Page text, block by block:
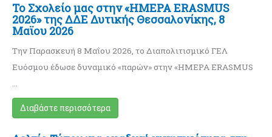
Το Σχολείο μας στην «ΗΜΕΡΑ ERASMUS
2026» της ΔΔΕ Δυτικής Θεσσαλονίκης, 8
Μαϊου 2026
Την Παρασκευή 8 Μαΐου 2026, το Διαπολιτισμικό ΓΕΛ
Ευόσμου έδωσε δυναμικό «παρών» στην «ΗΜΕΡΑ ERASMUS
…
Διαβάστε περισσότερα